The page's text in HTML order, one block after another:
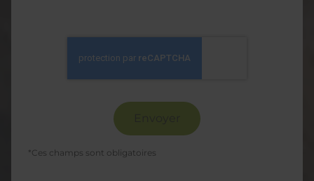
*Ces champs sont obligatoires